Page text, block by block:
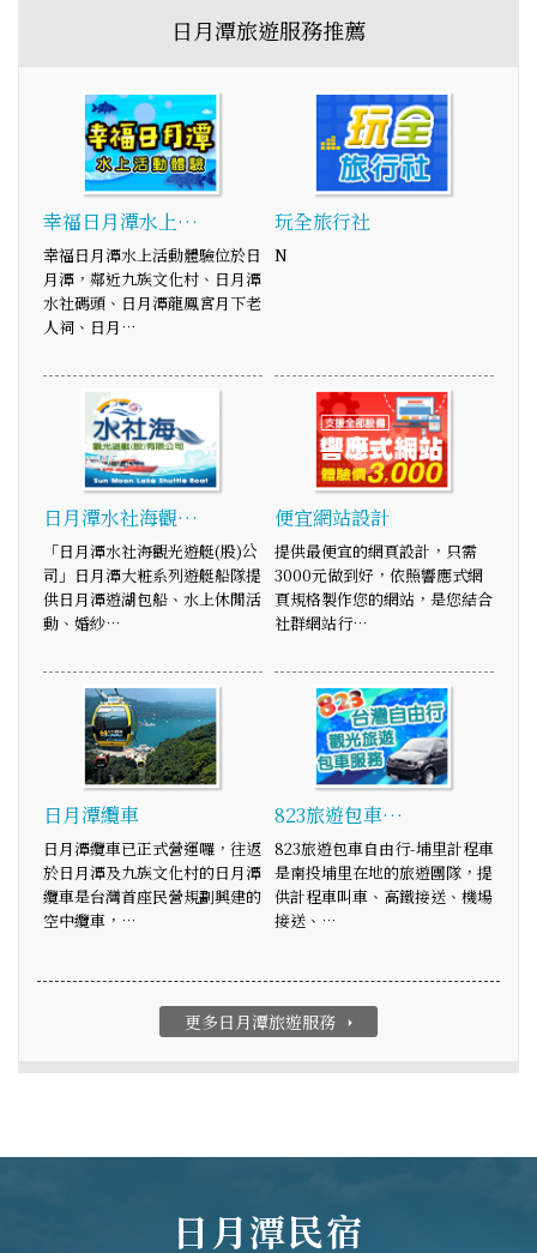
日月潭旅遊服務推薦
幸福日月潭水上…
幸福日月潭水上活動體驗位於日
月潭，鄰近九族文化村、日月潭
水社碼頭、日月潭龍鳳宮月下老
人祠、日月…
玩全旅行社
N
日月潭水社海觀…
「日月潭水社海觀光遊艇(股)公
司」日月潭大粧系列遊艇船隊提
供日月潭遊湖包船、水上休閒活
動、婚紗…
便宜網站設計
提供最便宜的網頁設計，只需
3000元做到好，依照響應式網
頁規格製作您的網站，是您結合
社群網站行…
日月潭纜車
日月潭纜車已正式營運囉，往返
於日月潭及九族文化村的日月潭
纜車是台灣首座民營規劃興建的
空中纜車，…
823旅遊包車…
823旅遊包車自由行-埔里計程車
是南投埔里在地的旅遊團隊，提
供計程車叫車、高鐵接送、機場
接送、…
更多日月潭旅遊服務 arrow_right
日月潭民宿